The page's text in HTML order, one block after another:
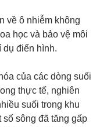
về ô nhiễm không
học và bảo vệ môi
điển hình.
của các dòng suối
thực tế, nghiên
suối trong khu
sông đã tăng gấp